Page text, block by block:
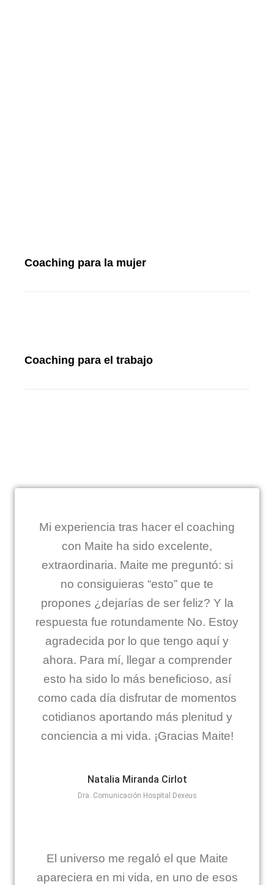
Coaching para la mujer
Coaching para el trabajo
Mi experiencia tras hacer el coaching
con Maite ha sido excelente,
extraordinaria. Maite me preguntó: si
no consiguieras “esto” que te
propones ¿dejarías de ser feliz? Y la
respuesta fue rotundamente No. Estoy
agradecida por lo que tengo aquí y
ahora. Para mí, llegar a comprender
esto ha sido lo más beneficioso, así
como cada día disfrutar de momentos
cotidianos aportando más plenitud y
conciencia a mi vida. ¡Gracias Maite!
Natalia Miranda Cirlot
Dra. Comunicación Hospital Dexeus
El universo me regaló el que Maite
apareciera en mi vida, en uno de esos